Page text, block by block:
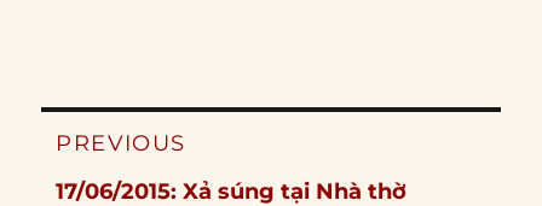
Post
PREVIOUS
Previous
17/06/2015: Xả súng tại Nhà thờ